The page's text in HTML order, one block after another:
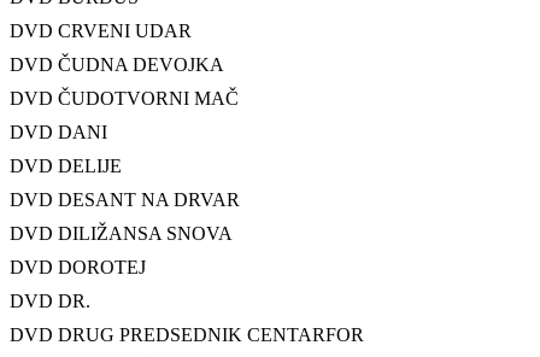
DVD CRVENI UDAR
DVD ČUDNA DEVOJKA
DVD ČUDOTVORNI MAČ
DVD DANI
DVD DELIJE
DVD DESANT NA DRVAR
DVD DILIŽANSA SNOVA
DVD DOROTEJ
DVD DR.
DVD DRUG PREDSEDNIK CENTARFOR